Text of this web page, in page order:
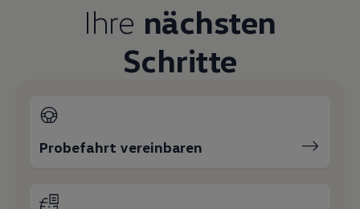
Ihre nächsten
Schritte
Probefahrt vereinbaren